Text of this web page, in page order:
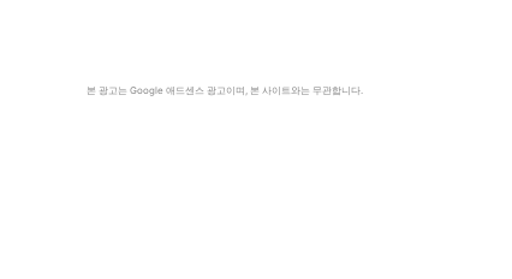
본 광고는 Google 애드센스 광고이며, 본 사이트와는 무관합니다.